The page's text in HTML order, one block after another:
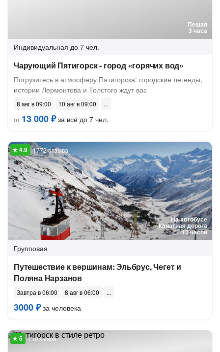
Пешая
3 часа
Индивидуальная до 7 чел.
Чарующий Пятигорск - город «горячих вод»
Погрузитесь в атмосферу Пятигорска: городские легенды,
истории Лермонтова и Толстого ждут вас
8 авг в 09:00
10 авг в 09:00
от 13 000 ₽за всё до 7 чел.
На автобусе
Канатная дорога
12 часов
1772 отзыва
Групповая
Путешествие к вершинам: Эльбрус, Чегет и
Поляна Нарзанов
Завтра в 06:00 8 авг в 06:00
3000 ₽за человека
7 отзывов